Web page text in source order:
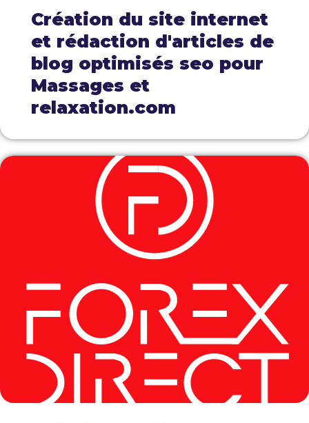
Création du site internet
et rédaction d'articles de
blog optimisés seo pour
Massages et
relaxation.com